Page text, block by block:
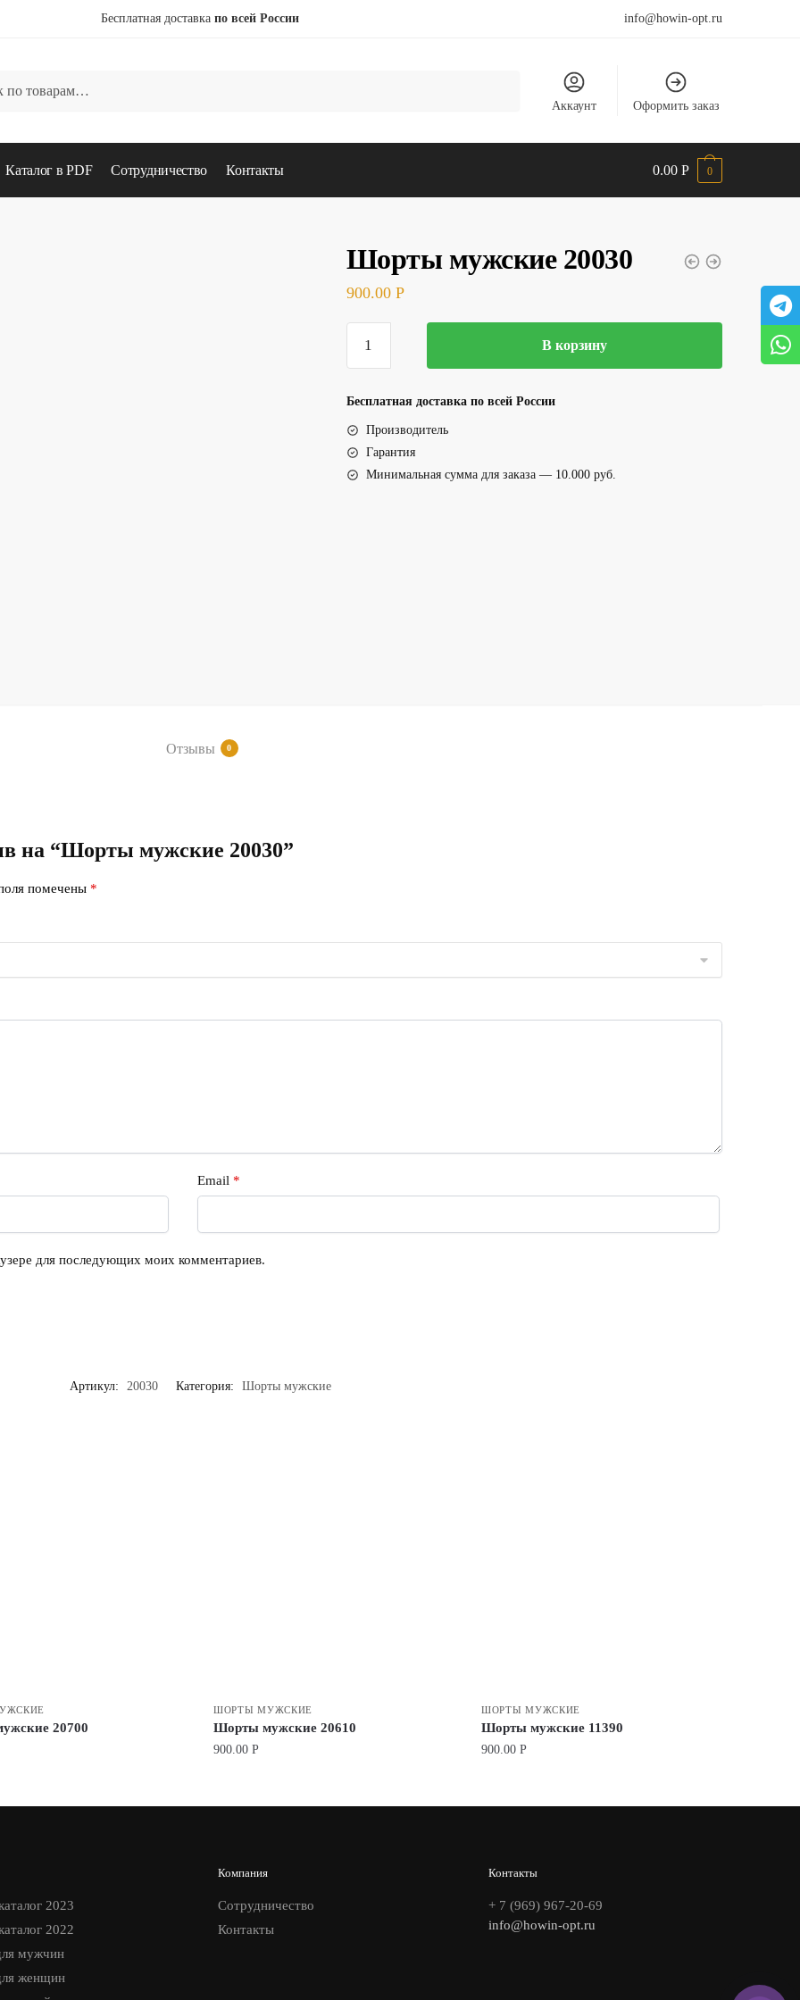
Бесплатная доставка по всей России info@howin-opt.ru
Аккаунт Оформить заказ
Каталог в PDF Сотрудничество Контакты 0.00 Р 0
Шорты мужские 20030
900.00 Р
товара
мужские
20030
В корзину
Бесплатная доставка по всей России
Производитель
Гарантия
Минимальная сумма для заказа — 10.000 руб.
Отзывы 0
на “Шорты мужские 20030”
помечены *
Email *
для последующих моих комментариев.
Артикул: 20030 Категория: Шорты мужские
20700
ШОРТЫ МУЖСКИЕ
Шорты мужские 20610
900.00 Р
ШОРТЫ МУЖСКИЕ
Шорты мужские 11390
900.00 Р
2023
2022
мужчин
женщин
Компания
Сотрудничество
Контакты
Контакты
+ 7 (969) 967-20-69
info@howin-opt.ru